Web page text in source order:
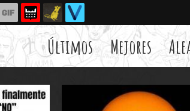
Últimos Mejores